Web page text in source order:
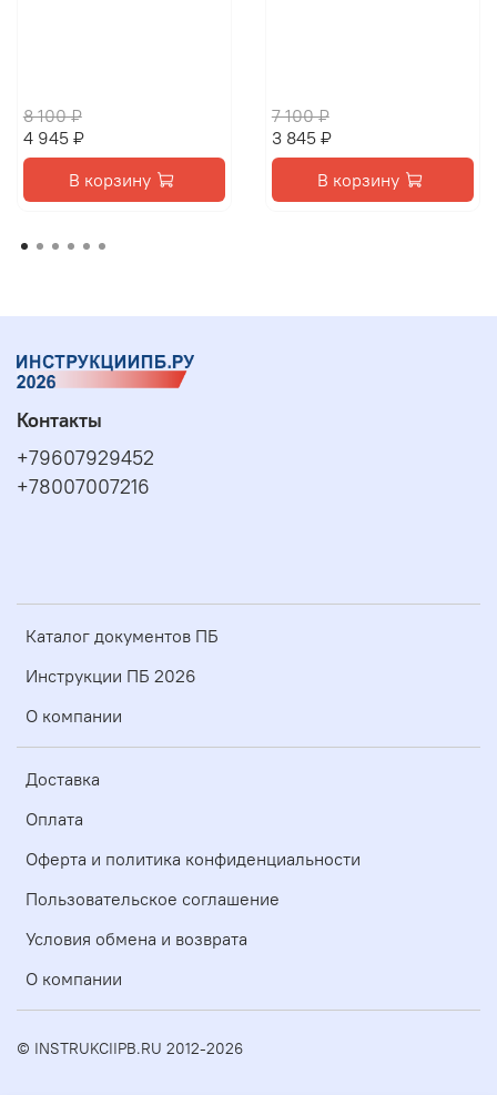
8 100 ₽
4 945 ₽
В корзину
7 100 ₽
3 845 ₽
В корзину
Каталог документов ПБ
Инструкции ПБ 2026
О компании
Доставка
Оплата
Оферта и политика конфиденциальности
Пользовательское соглашение
Условия обмена и возврата
О компании
Контакты
+79607929452
+78007007216
© INSTRUKCIIPB.RU 2012-2026